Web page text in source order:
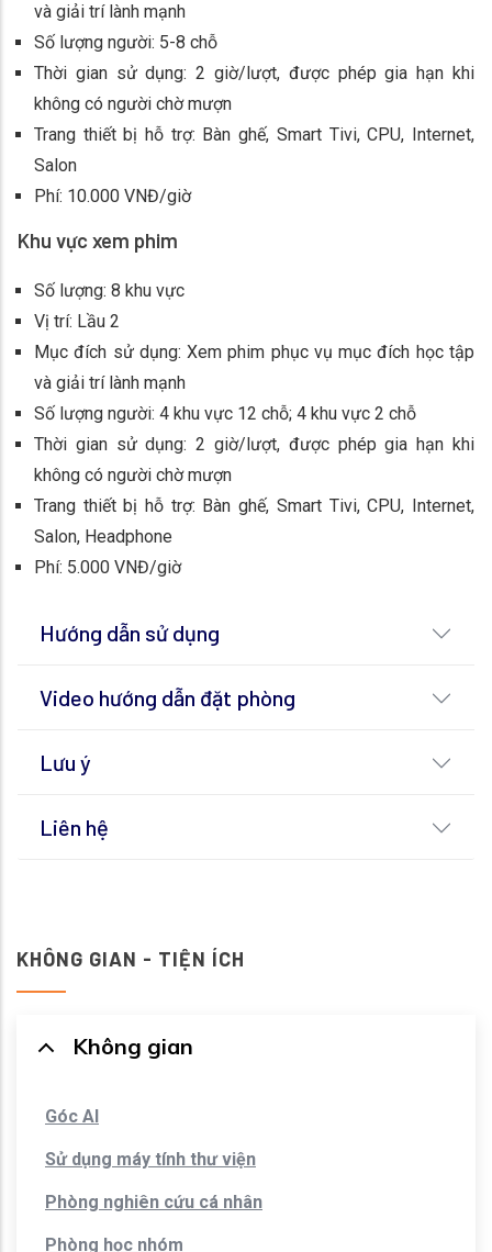
và giải trí lành mạnh
Số lượng người: 5-8 chỗ
Thời gian sử dụng: 2 giờ/lượt, được phép gia hạn khi
không có người chờ mượn
Trang thiết bị hỗ trợ: Bàn ghế, Smart Tivi, CPU, Internet,
Salon
Phí: 10.000 VNĐ/giờ
Khu vực xem phim
Số lượng: 8 khu vực
Vị trí: Lầu 2
Mục đích sử dụng: Xem phim phục vụ mục đích học tập
và giải trí lành mạnh
Số lượng người: 4 khu vực 12 chỗ; 4 khu vực 2 chỗ
Thời gian sử dụng: 2 giờ/lượt, được phép gia hạn khi
không có người chờ mượn
Trang thiết bị hỗ trợ: Bàn ghế, Smart Tivi, CPU, Internet,
Salon, Headphone
Phí: 5.000 VNĐ/giờ
Hướng dẫn sử dụng
Video hướng dẫn đặt phòng
Lưu ý
Liên hệ
KHÔNG GIAN - TIỆN ÍCH
Không gian
Góc AI
Sử dụng máy tính thư viện
Phòng nghiên cứu cá nhân
Phòng học nhóm